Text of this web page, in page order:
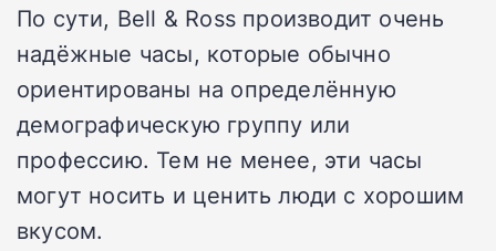
По сути, Bell & Ross производит очень
надёжные часы, которые обычно
ориентированы на определённую
демографическую группу или
профессию. Тем не менее, эти часы
могут носить и ценить люди с хорошим
вкусом.